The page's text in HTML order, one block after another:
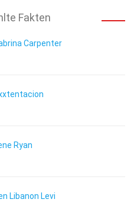
Fakten
Carpenter
Ryan
Libanon Levi